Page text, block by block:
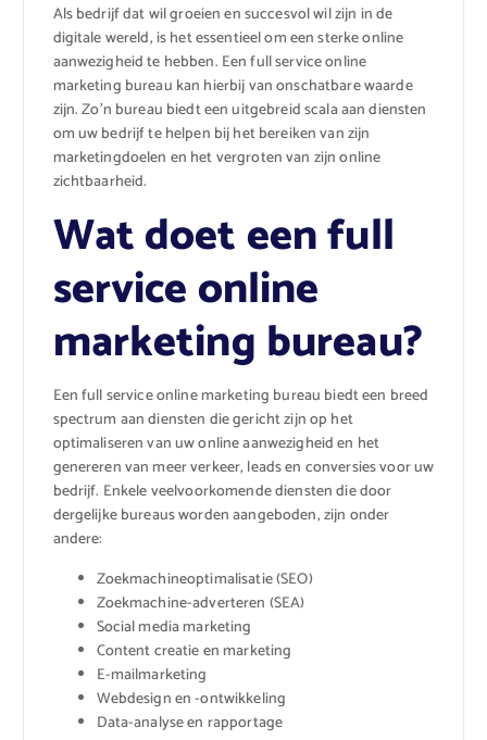
Als bedrijf dat wil groeien en succesvol wil zijn in de
digitale wereld, is het essentieel om een sterke online
aanwezigheid te hebben. Een full service online
marketing bureau kan hierbij van onschatbare waarde
zijn. Zo’n bureau biedt een uitgebreid scala aan diensten
om uw bedrijf te helpen bij het bereiken van zijn
marketingdoelen en het vergroten van zijn online
zichtbaarheid.
Wat doet een full
service online
marketing bureau?
Een full service online marketing bureau biedt een breed
spectrum aan diensten die gericht zijn op het
optimaliseren van uw online aanwezigheid en het
genereren van meer verkeer, leads en conversies voor uw
bedrijf. Enkele veelvoorkomende diensten die door
dergelijke bureaus worden aangeboden, zijn onder
andere:
Zoekmachineoptimalisatie (SEO)
Zoekmachine-adverteren (SEA)
Social media marketing
Content creatie en marketing
E-mailmarketing
Webdesign en -ontwikkeling
Data-analyse en rapportage